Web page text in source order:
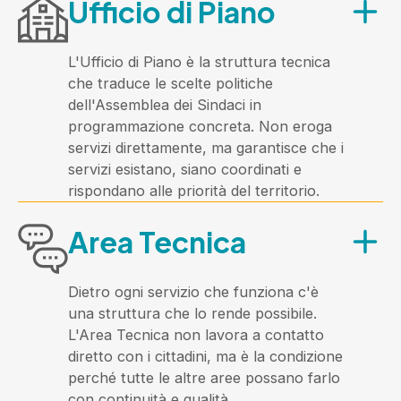
territorio e con le istituzioni.
Ai cittadini dell'Ambito di età compresa
Cosa offre?
Progetti per la cittadinanza attiva dei
giovani, sportelli di ascolto e
orientamento, percorsi per persone in
situazione di povertà o grave
marginalità, supporto per le
sportello antiviolenza. Un'area
Ufficio di Piano
L'Ufficio di Piano è la struttura tecnica
che traduce le scelte politiche
dell'Assemblea dei Sindaci in
programmazione concreta. Non eroga
servizi direttamente, ma garantisce che i
servizi esistano, siano coordinati e
rispondano alle priorità del territorio.
Ai 20 Comuni dell'Ambito, alle
Settore che partecipano alla rete dei
servizi.
Cosa offre?
Predisposizione e monitoraggio del
Area Tecnica
Dietro ogni servizio che funziona c'è
una struttura che lo rende possibile.
L'Area Tecnica non lavora a contatto
diretto con i cittadini, ma è la condizione
perché tutte le altre aree possano farlo